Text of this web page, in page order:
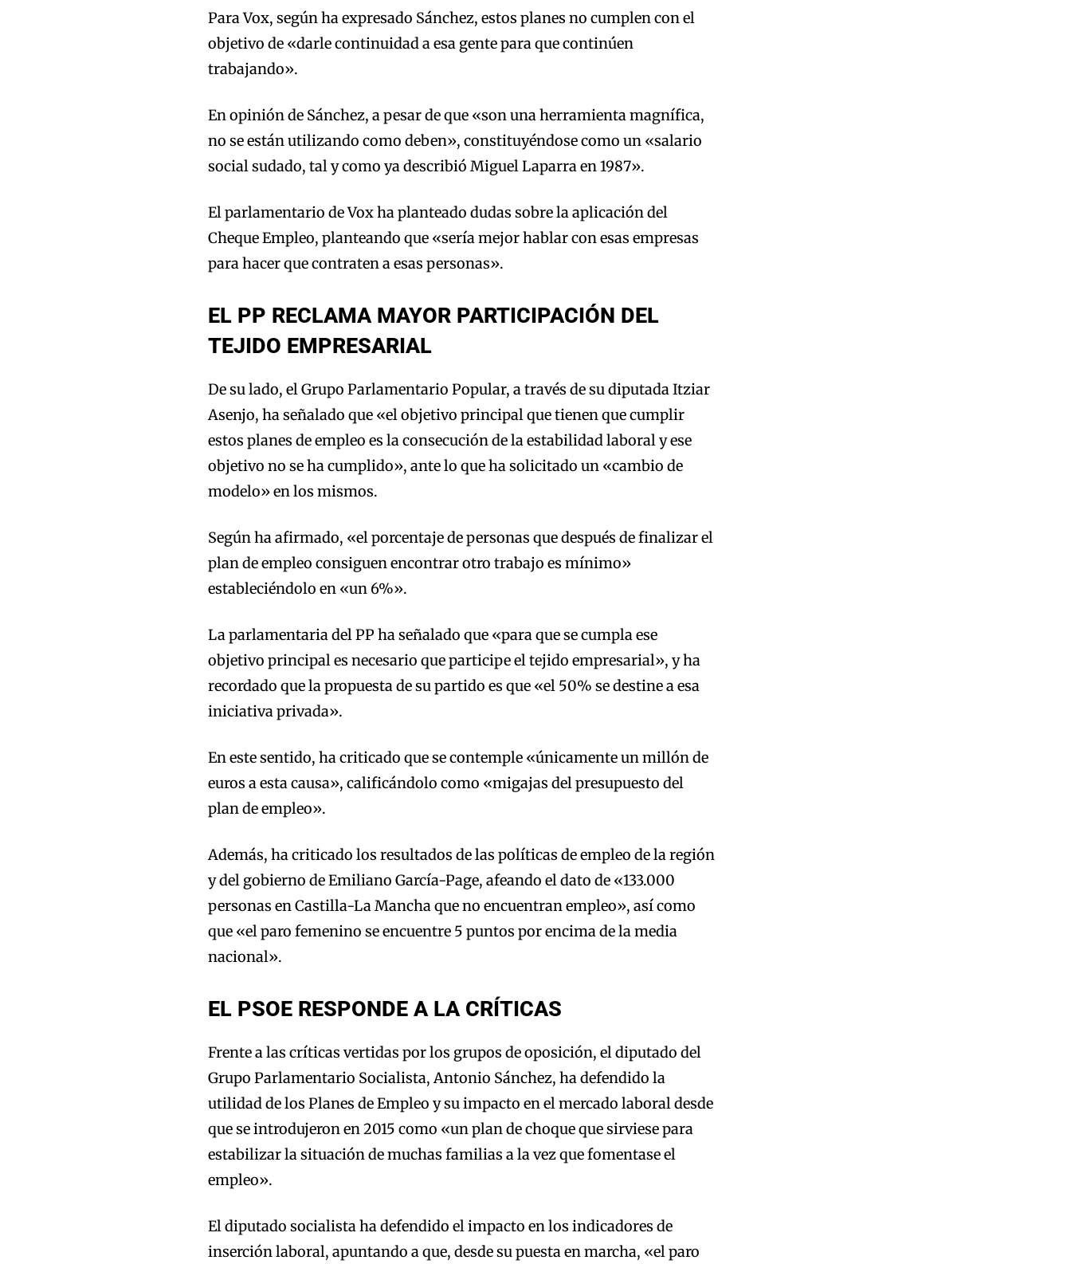
Para Vox, según ha expresado Sánchez, estos planes no cumplen con el
objetivo de «darle continuidad a esa gente para que continúen
trabajando».
En opinión de Sánchez, a pesar de que «son una herramienta magnífica,
no se están utilizando como deben», constituyéndose como un «salario
social sudado, tal y como ya describió Miguel Laparra en 1987».
El parlamentario de Vox ha planteado dudas sobre la aplicación del
Cheque Empleo, planteando que «sería mejor hablar con esas empresas
para hacer que contraten a esas personas».
EL PP RECLAMA MAYOR PARTICIPACIÓN DEL
TEJIDO EMPRESARIAL
De su lado, el Grupo Parlamentario Popular, a través de su diputada Itziar
Asenjo, ha señalado que «el objetivo principal que tienen que cumplir
estos planes de empleo es la consecución de la estabilidad laboral y ese
objetivo no se ha cumplido», ante lo que ha solicitado un «cambio de
modelo» en los mismos.
Según ha afirmado, «el porcentaje de personas que después de finalizar el
plan de empleo consiguen encontrar otro trabajo es mínimo»
estableciéndolo en «un 6%».
La parlamentaria del PP ha señalado que «para que se cumpla ese
objetivo principal es necesario que participe el tejido empresarial», y ha
recordado que la propuesta de su partido es que «el 50% se destine a esa
iniciativa privada».
En este sentido, ha criticado que se contemple «únicamente un millón de
euros a esta causa», calificándolo como «migajas del presupuesto del
plan de empleo».
Además, ha criticado los resultados de las políticas de empleo de la región
y del gobierno de Emiliano García-Page, afeando el dato de «133.000
personas en Castilla-La Mancha que no encuentran empleo», así como
que «el paro femenino se encuentre 5 puntos por encima de la media
nacional».
EL PSOE RESPONDE A LA CRÍTICAS
Frente a las críticas vertidas por los grupos de oposición, el diputado del
Grupo Parlamentario Socialista, Antonio Sánchez, ha defendido la
utilidad de los Planes de Empleo y su impacto en el mercado laboral desde
que se introdujeron en 2015 como «un plan de choque que sirviese para
estabilizar la situación de muchas familias a la vez que fomentase el
empleo».
El diputado socialista ha defendido el impacto en los indicadores de
inserción laboral, apuntando a que, desde su puesta en marcha, «el paro